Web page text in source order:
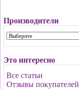
Производители
Это интересно
Все статьи
Отзывы покупателей